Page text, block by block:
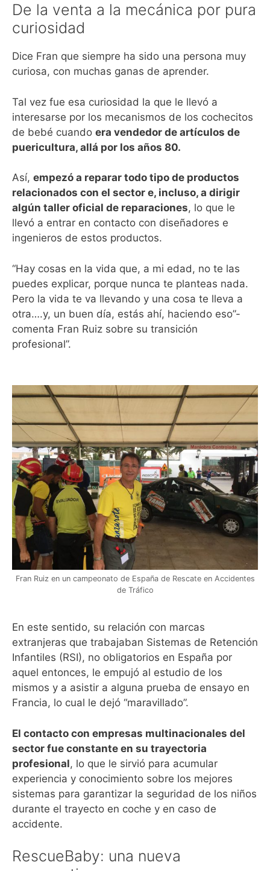
De la venta a la mecánica por pura
curiosidad
Dice Fran que siempre ha sido una persona muy
curiosa, con muchas ganas de aprender.
Tal vez fue esa curiosidad la que le llevó a
interesarse por los mecanismos de los cochecitos
de bebé cuando era vendedor de artículos de
puericultura, allá por los años 80.
Así, empezó a reparar todo tipo de productos
relacionados con el sector e, incluso, a dirigir
algún taller oficial de reparaciones, lo que le
llevó a entrar en contacto con diseñadores e
ingenieros de estos productos.
“Hay cosas en la vida que, a mi edad, no te las
puedes explicar, porque nunca te planteas nada.
Pero la vida te va llevando y una cosa te lleva a
otra….y, un buen día, estás ahí, haciendo eso”-
comenta Fran Ruiz sobre su transición
profesional”.
Fran Ruiz en un campeonato de España de Rescate en Accidentes
de Tráfico
En este sentido, su relación con marcas
extranjeras que trabajaban Sistemas de Retención
Infantiles (RSI), no obligatorios en España por
aquel entonces, le empujó al estudio de los
mismos y a asistir a alguna prueba de ensayo en
Francia, lo cual le dejó “maravillado”.
El contacto con empresas multinacionales del
sector fue constante en su trayectoria
profesional, lo que le sirvió para acumular
experiencia y conocimiento sobre los mejores
sistemas para garantizar la seguridad de los niños
durante el trayecto en coche y en caso de
accidente.
RescueBaby: una nueva